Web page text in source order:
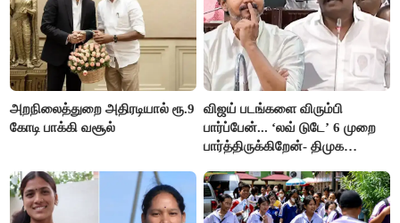
அறநிலைத்துறை அதிரடியால் ரூ.9
கோடி பாக்கி வசூல்
விஜய் படங்களை விரும்பி
பார்ப்பேன்... ‘லவ் டுடே’ 6 முறை
பார்த்திருக்கிறேன்- திமுக